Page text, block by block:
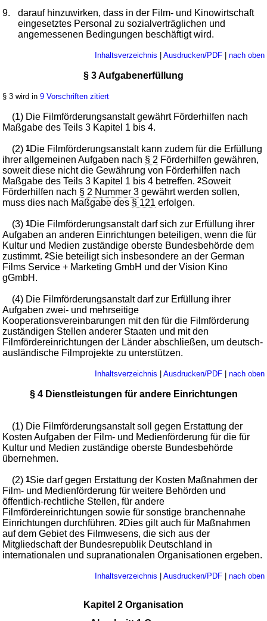
9.
darauf hinzuwirken, dass in der Film- und Kinowirtschaft
eingesetztes Personal zu sozialverträglichen und
angemessenen Bedingungen beschäftigt wird.
Inhaltsverzeichnis Ausdrucken/PDF| nach oben
§ 3 Aufgabenerfüllung
§ 3 wird in9 Vorschriften zitiert
(1) Die Filmförderungsanstalt gewährt Förderhilfen nach
Maßgabe des Teils 3 Kapitel 1 bis 4.
(2)1Die Filmförderungsanstalt kann zudem für die Erfüllung
ihrer allgemeinen Aufgaben nach § 2 Förderhilfen gewähren,
soweit diese nicht die Gewährung von Förderhilfen nach
Maßgabe des Teils 3 Kapitel 1 bis 4 betreffen.2Soweit
Förderhilfen nach § 2 Nummer 3 gewährt werden sollen,
muss dies nach Maßgabe des § 121 erfolgen.
(3)1Die Filmförderungsanstalt darf sich zur Erfüllung ihrer
Aufgaben an anderen Einrichtungen beteiligen, wenn die für
Kultur und Medien zuständige oberste Bundesbehörde dem
zustimmt.2Sie beteiligt sich insbesondere an der German
Films Service + Marketing GmbH und der Vision Kino
gGmbH.
(4) Die Filmförderungsanstalt darf zur Erfüllung ihrer
Aufgaben zwei- und mehrseitige
Kooperationsvereinbarungen mit den für die Filmförderung
zuständigen Stellen anderer Staaten und mit den
Filmfördereinrichtungen der Länder abschließen, um deutsch-
ausländische Filmprojekte zu unterstützen.
Inhaltsverzeichnis Ausdrucken/PDF| nach oben
§ 4 Dienstleistungen für andere Einrichtungen
(1) Die Filmförderungsanstalt soll gegen Erstattung der
Kosten Aufgaben der Film- und Medienförderung für die für
Kultur und Medien zuständige oberste Bundesbehörde
übernehmen.
(2)1Sie darf gegen Erstattung der Kosten Maßnahmen der
Film- und Medienförderung für weitere Behörden und
öffentlich-rechtliche Stellen, für andere
Filmfördereinrichtungen sowie für sonstige branchennahe
Einrichtungen durchführen.2Dies gilt auch für Maßnahmen
auf dem Gebiet des Filmwesens, die sich aus der
Mitgliedschaft der Bundesrepublik Deutschland in
internationalen und supranationalen Organisationen ergeben.
Inhaltsverzeichnis Ausdrucken/PDF| nach oben
Kapitel 2 Organisation